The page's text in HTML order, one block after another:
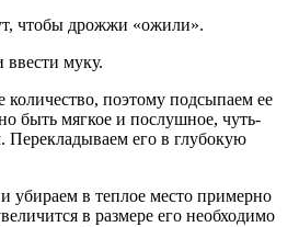
чтобы дрожжи «ожили».
ввести муку.
поэтому подсыпаем ее
быть мягкое и послушное, чуть-
Перекладываем его в глубокую
убираем в теплое место примерно
в размере его необходимо